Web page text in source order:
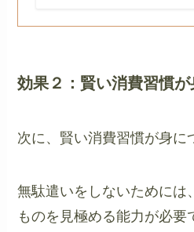
効果２：賢い消費習慣が
次に、賢い消費習慣が身に
無駄遣いをしないためには
ものを見極める能力が必要